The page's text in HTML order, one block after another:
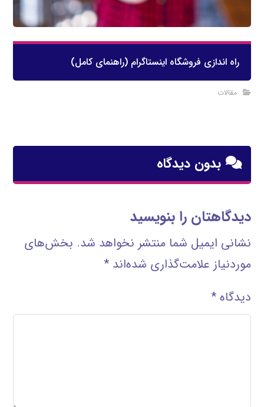
راه اندازی فروشگاه اینستاگرام (راهنمای کامل)
مقالات
بدون دیدگاه
دیدگاهتان را بنویسید
نشانی ایمیل شما منتشر نخواهد شد. بخش‌های
موردنیاز علامت‌گذاری شده‌اند*
دیدگاه*